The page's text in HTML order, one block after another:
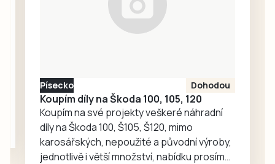
Písecko Dohodou
Koupím díly na Škoda 100, 105, 120
Koupím na své projekty veškeré náhradní
díly na Škoda 100, Š105, Š120, mimo
karosářských, nepoužité a původní výroby,
jednotlivě i větší množství, nabídku prosím